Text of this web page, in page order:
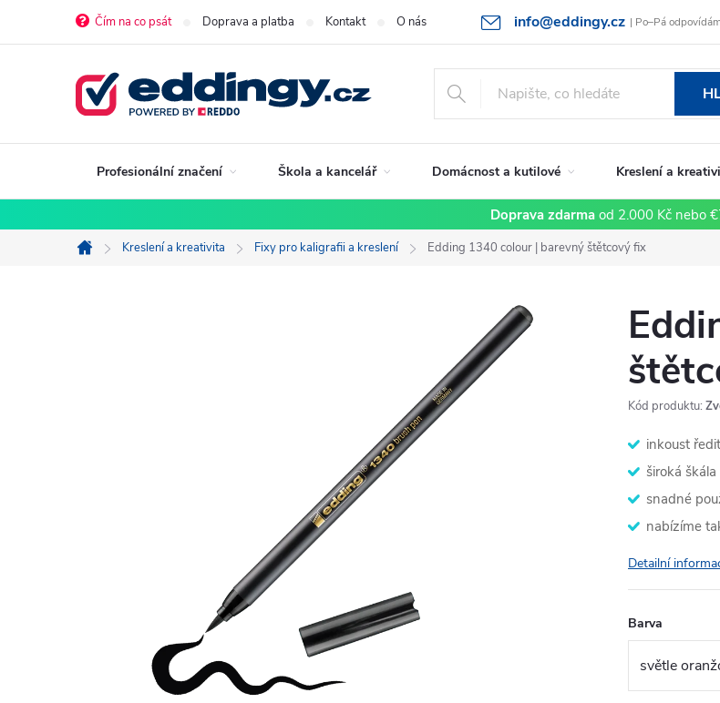
info@eddingy.cz | Po–Pá
Čím na co psát Doprava a platba Kontakt O nás Rady a tipy Vrácení zboží a reklamace
Profesionální značení Škola a kancelář Domácnost a kutilové Kreslení a
Doprava zdarma od 2.000 Kč nebo
Domů
Kreslení a kreativita Fixy pro kaligrafii a kreslení Edding 1340 colour | barevný štětcový fix
Kód produktu:
inkoust
široká škála
snadné
nabízíme
Detailní
Barva